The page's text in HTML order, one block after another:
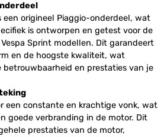
een origineel Piaggio-onderdeel, wat
is ontworpen en getest voor de
Vespa Sprint modellen. Dit garandeert
en de hoogste kwaliteit, wat
betrouwbaarheid en prestaties van je
een constante en krachtige vonk, wat
goede verbranding in de motor. Dit
prestaties van de motor,